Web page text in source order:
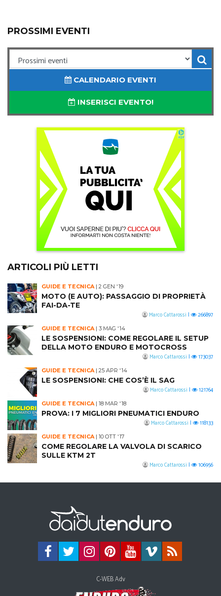
PROSSIMI EVENTI
CALENDARIO EVENTI
INSERISCI EVENTO!
ARTICOLI PIÙ LETTI
GUIDE E TECNICA| 2 GEN '19
MOTO (E AUTO): PASSAGGIO DI PROPRIETÀ
FAI-DA-TE
Marco Cattarossi | 266897
GUIDE E TECNICA| 3 MAG '14
LE SOSPENSIONI: COME REGOLARE IL SETUP
DELLA MOTO ENDURO E MOTOCROSS
Marco Cattarossi | 173037
GUIDE E TECNICA| 25 APR '14
LE SOSPENSIONI: CHE COS’È IL SAG
Marco Cattarossi | 121764
GUIDE E TECNICA| 18 MAR '18
PROVA: I 7 MIGLIORI PNEUMATICI ENDURO
Marco Cattarossi | 118133
GUIDE E TECNICA| 10 OTT '17
COME REGOLARE LA VALVOLA DI SCARICO
SULLE KTM 2T
Marco Cattarossi | 106956
C-WEB Adv